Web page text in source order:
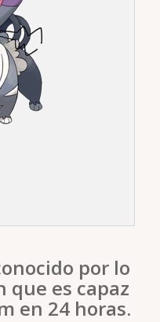
por lo
que es capaz
en 24 horas.